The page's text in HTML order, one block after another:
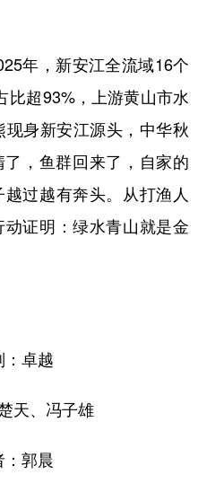
年，新安江全流域16个
超93%，上游黄山市水
身新安江源头，中华秋
，鱼群回来了，自家的
过越有奔头。从打渔人
证明：绿水青山就是金
卓越
、冯子雄
郭晨